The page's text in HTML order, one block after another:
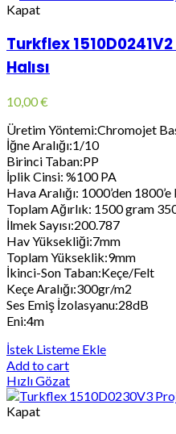
Kapat
Turkflex
Halısı
10,00€
Üretim Yöntemi:Chromojet
İğne Aralığı:1/10
Birinci Taban:PP
İplik Cinsi: %100 PA
Hava Aralığı: 1000’den
Toplam Ağırlık: 1500 gram
İlmek Sayısı:200.787
Hav Yüksekliği:7mm
Toplam Yükseklik:9mm
İkinci-Son Taban:Keçe/Felt
Keçe Aralığı:300gr/m2
Ses Emiş İzolasyanu:28dB
Eni:4m
İstek Listeme Ekle
Add to cart
Hızlı Gözat
Kapat